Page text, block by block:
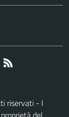
riservati - I